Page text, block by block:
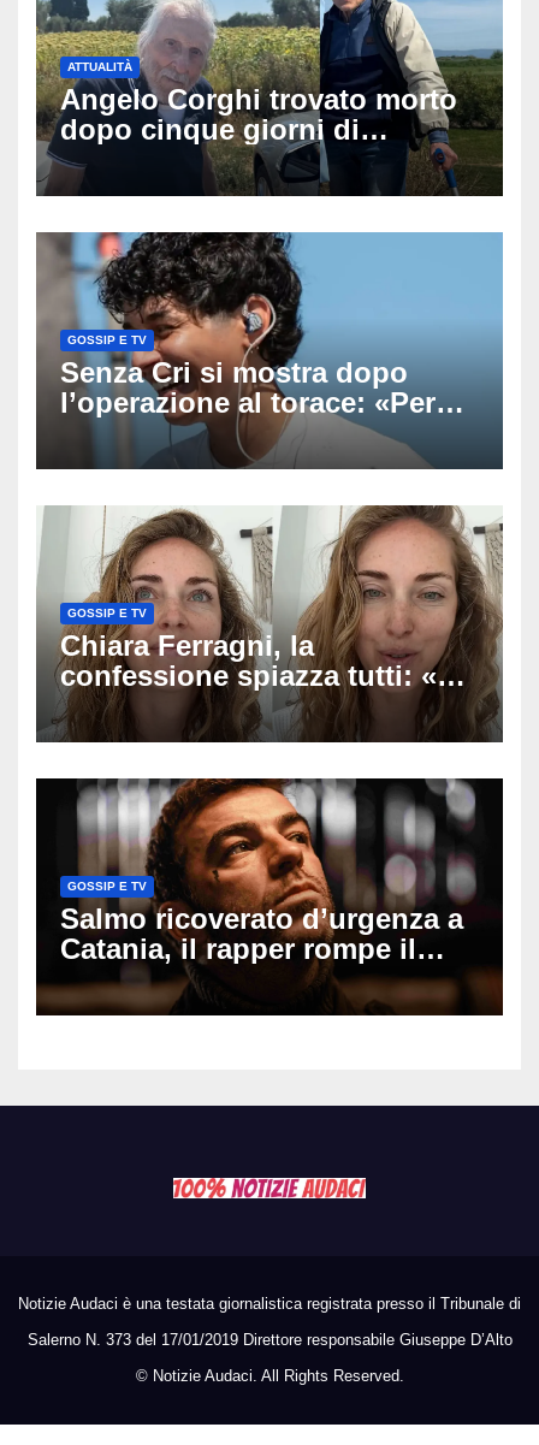
ATTUALITÀ
Angelo Corghi trovato morto
dopo cinque giorni di
ricerche: il giallo dell’80enne
scomparso dopo essere
GOSSIP E TV
Senza Cri si mostra dopo
l’operazione al torace: «Per
anni mi sentivo in trappola», il
racconto sul difficile percorso
GOSSIP E TV
Chiara Ferragni, la
confessione spiazza tutti: «Un
mio ex voleva che mi rifacessi
il seno». Poi svela i ritocchi di
GOSSIP E TV
Salmo ricoverato d’urgenza a
Catania, il rapper rompe il
silenzio dopo la notte in
ospedale: come sta e cosa
Notizie Audaci è una testata giornalistica registrata presso il Tribunale di
Salerno N. 373 del 17/01/2019 Direttore responsabile Giuseppe D’Alto
© Notizie Audaci. All Rights Reserved.